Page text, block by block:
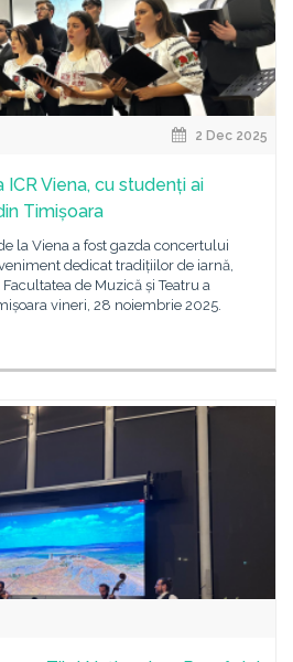
2 Dec 2025
Viena, cu studenți ai
Timișoara
la Viena a fost gazda concertului
dedicat tradițiilor de iarnă,
de Muzică și Teatru a
vineri, 28 noiembrie 2025.